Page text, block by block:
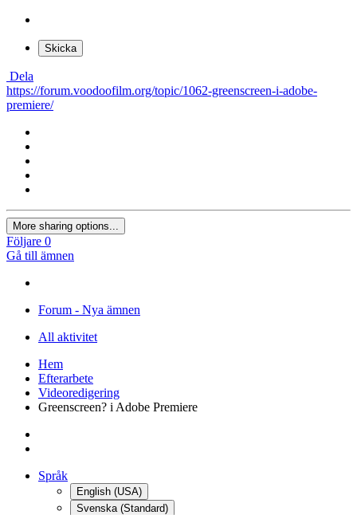
Skicka
Dela
https://forum.voodoofilm.org/topic/1062-greenscreen-i-adobe-
premiere/
More sharing options...
Följare 0
Gå till ämnen
Forum - Nya ämnen
All aktivitet
Hem
Efterarbete
Videoredigering
Greenscreen? i Adobe Premiere
Språk
English (USA)
Svenska (Standard)